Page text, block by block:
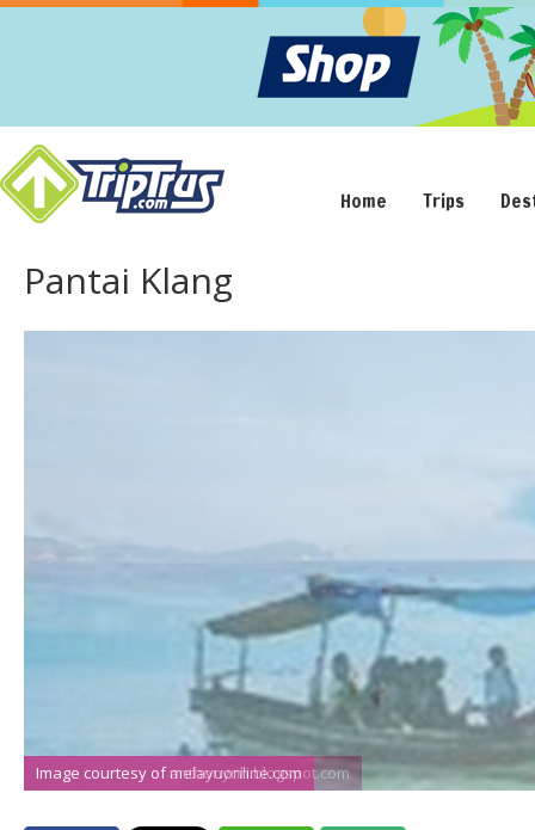
Home Trips
Pantai Klang
Image courtesy of anthonynh.blogspot.com
Image courtesy of melayuonline.com